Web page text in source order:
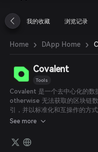
简体中文
繁體中文
Bahasa Indonesia
ภาษาไทย
Español
Português (Brasil)
Español (Argentina)
我的收藏 浏览记录
Home › DApp Home ›
Covalent
Tools
Covalent 是一个去中心化的数
otherwise 无法获取的区块链
引，并以标准化和互操作的方
查询指定区块链上几乎任何数据
See more